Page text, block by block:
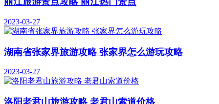
2023-03-27
湖南省张家界旅游攻略 张家界怎么游玩攻略
2023-03-27
洛阳老君山旅游攻略 老君山索道价格